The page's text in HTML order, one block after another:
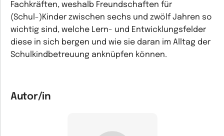
Fachkräften, weshalb Freundschaften für
(Schul-)Kinder zwischen sechs und zwölf Jahren so
wichtig sind, welche Lern- und Entwicklungsfelder
diese in sich bergen und wie sie daran im Alltag der
Schulkindbetreuung anknüpfen können.
Autor/in